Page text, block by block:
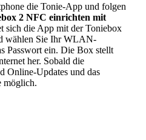
die Tonie-App und folgen
2 NFC einrichten mit
sich die App mit der Toniebox
wählen Sie Ihr WLAN-
Passwort ein. Die Box stellt
her. Sobald die
Online-Updates und das
möglich.